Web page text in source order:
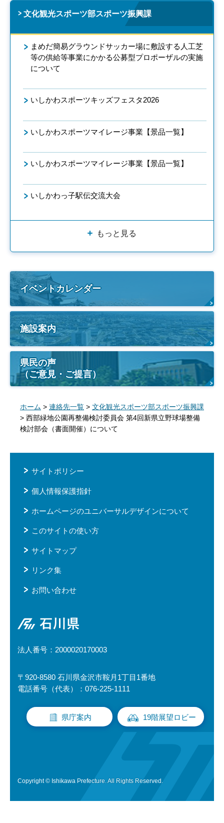
文化観光スポーツ部スポーツ振興課
まめだ簡易グラウンドサッカー場に敷設する人工芝
等の供給等事業にかかる公募型プロポーザルの実施
について
いしかわスポーツキッズフェスタ2026
いしかわスポーツマイレージ事業【景品一覧】
いしかわスポーツマイレージ事業【景品一覧】
いしかわっ子駅伝交流大会
もっと見る
イベントカレンダー
施設案内
県民の声
（ご意見・ご提言）
ホーム > 連絡先一覧 > 文化観光スポーツ部スポーツ振興課
> 西部緑地公園再整備検討委員会 第4回新県立野球場整備
検討部会（書面開催）について
サイトポリシー
個人情報保護指針
ホームページのユニバーサルデザインについて
このサイトの使い方
サイトマップ
リンク集
お問い合わせ
石川県
法人番号：2000020170003
〒920-8580 石川県金沢市鞍月1丁目1番地
電話番号（代表）：076-225-1111
県庁案内 19階展望ロビー
Copyright © Ishikawa Prefecture. All Rights Reserved.